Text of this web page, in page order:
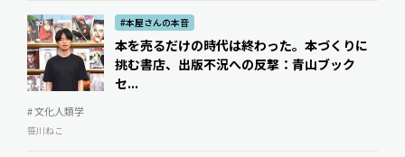
#本屋さんの本音
本を売るだけの時代は終わった。本づくりに
挑む書店、出版不況への反撃：青山ブック
セ...
# 文化人類学
笹川ねこ